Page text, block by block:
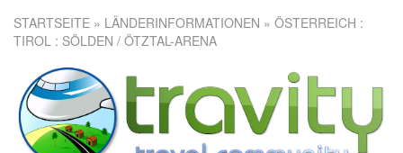
STARTSEITE » LÄNDERINFORMATIONEN » ÖSTERREICH :
TIROL : SÖLDEN / ÖTZTAL-ARENA